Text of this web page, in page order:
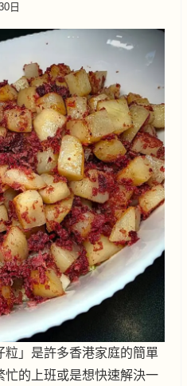
日
粒」是許多香港家庭的簡單
的上班或是想快速解決一